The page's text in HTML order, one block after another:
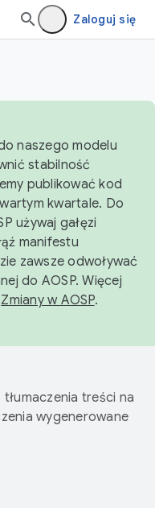
Zaloguj się
naszego modelu
stabilność
publikować kod
kwartale. Do
używaj gałęzi
manifestu
zawsze odwoływać
do AOSP. Więcej
Zmiany w AOSP.
treści na
wygenerowane